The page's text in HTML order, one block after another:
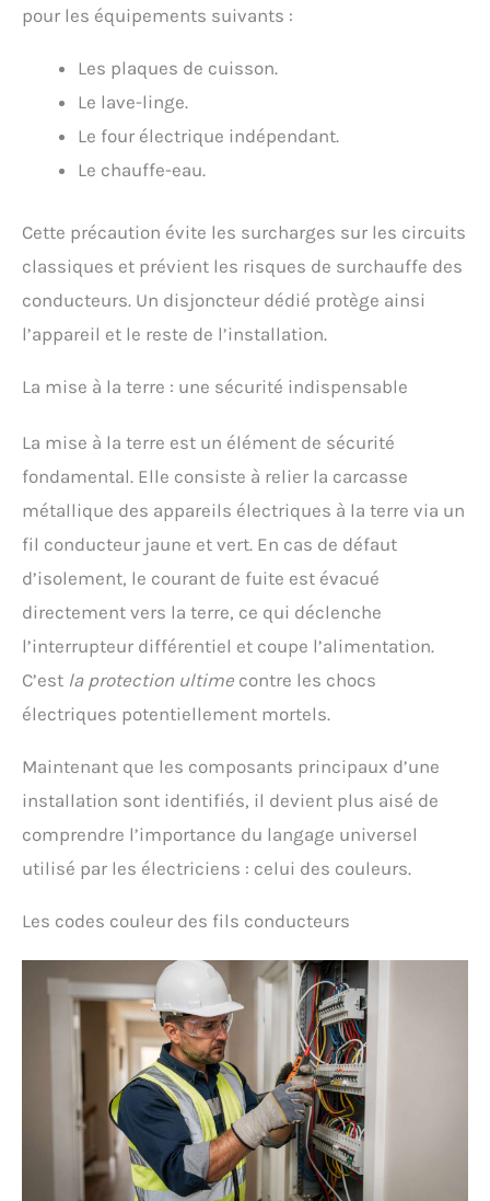
pour les équipements suivants :
Les plaques de cuisson.
Le lave-linge.
Le four électrique indépendant.
Le chauffe-eau.
Cette précaution évite les surcharges sur les circuits
classiques et prévient les risques de surchauffe des
conducteurs. Un disjoncteur dédié protège ainsi
l’appareil et le reste de l’installation.
La mise à la terre : une sécurité indispensable
La mise à la terre est un élément de sécurité
fondamental. Elle consiste à relier la carcasse
métallique des appareils électriques à la terre via un
fil conducteur jaune et vert. En cas de défaut
d’isolement, le courant de fuite est évacué
directement vers la terre, ce qui déclenche
l’interrupteur différentiel et coupe l’alimentation.
C’est la protection ultime contre les chocs
électriques potentiellement mortels.
Maintenant que les composants principaux d’une
installation sont identifiés, il devient plus aisé de
comprendre l’importance du langage universel
utilisé par les électriciens : celui des couleurs.
Les codes couleur des fils conducteurs